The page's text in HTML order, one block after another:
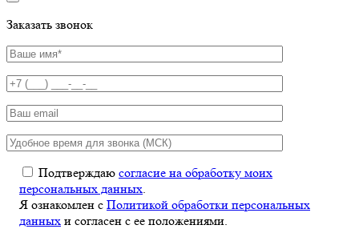
Заказать звонок
Подтверждаю согласие на обработку моих
персональных данных
Я ознакомлен с Политикой обработки персональных
данных и согласен с ее положениями.